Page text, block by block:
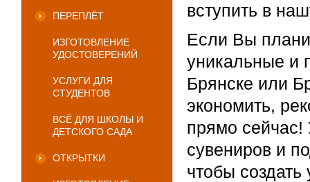
ПЕРЕПЛЁТ
ИЗГОТОВЛЕНИЕ
УДОСТОВЕРЕНИЙ
УСЛУГИ ДЛЯ
СТУДЕНТОВ
ВСЁ ДЛЯ ШКОЛЫ И
ДЕТСКОГО САДА
ОТКРЫТКИ
вступить в
Если Вы
уникальные и
Брянске или
экономить,
прямо
сувениров и
чтобы